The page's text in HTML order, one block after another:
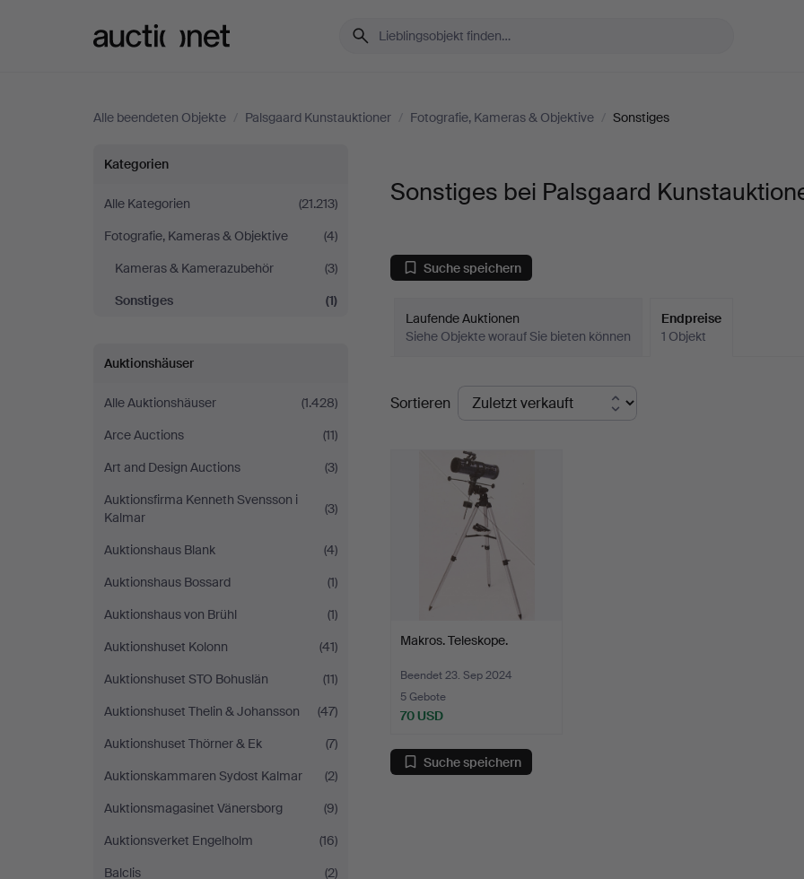
Alle beendeten Objekte / Palsgaard Kunstauktioner / Fotografie, Kameras & Objektive / Sonstiges
Sonstiges
bei
Palsgaard
Kunstauktioner
Kategorien
Alle Kategorien
(21.213)
Fotografie, Kameras & Objektive
(4)
Kameras & Kamerazubehör
(3)
Sonstiges
(1)
Auktionshäuser
Alle Auktionshäuser
(1.428)
Arce Auctions
(11)
Art and Design Auctions
(3)
Auktionsfirma Kenneth Svensson i
Kalmar
(3)
Auktionshaus Blank
(4)
Auktionshaus Bossard
(1)
Auktionshaus von Brühl
(1)
Auktionshuset Kolonn
(41)
Auktionshuset STO Bohuslän
(11)
Auktionshuset Thelin & Johansson
(47)
Auktionshuset Thörner & Ek
(7)
Auktionskammaren Sydost Kalmar
(2)
Auktionsmagasinet Vänersborg
(9)
Auktionsverket Engelholm
(16)
Balclis
(2)
Sonstiges bei Palsgaard
Suche speichern
Laufende Auktionen
Siehe Objekte worauf Sie bieten können
Endpreise
1 Objekt
Endpreise
Sortieren
Makros. Teleskope.
Beendet 23. Sep 2024
5 Gebote
70 USD
Suche speichern